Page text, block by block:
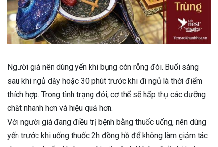
Người già nên dùng yến khi bụng còn rỗng đói. Buổi sáng
sau khi ngủ dậy hoặc 30 phút trước khi đi ngủ là thời điểm
thích hợp. Trong tình trạng đói, cơ thể sẽ hấp thụ các dưỡng
chất nhanh hơn và hiệu quả hơn.
Với người già đang điều trị bệnh bằng thuốc uống, nên dùng
yến trước khi uống thuốc 2h đồng hồ để không làm giảm tác